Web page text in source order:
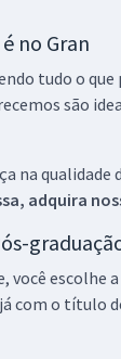
no Gran
tudo o
são
na qualidade
adquira
você escolhe
com o título